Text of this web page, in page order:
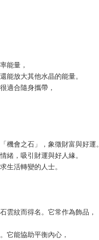
能量，
能放大其他水晶的能量。
適合隨身攜帶，
機會之石」，象徵財富與好運。
緒，吸引財運與好人緣。
生活轉變的人士。
雲紋而得名。它常作為飾品，
它能協助平衡內心，